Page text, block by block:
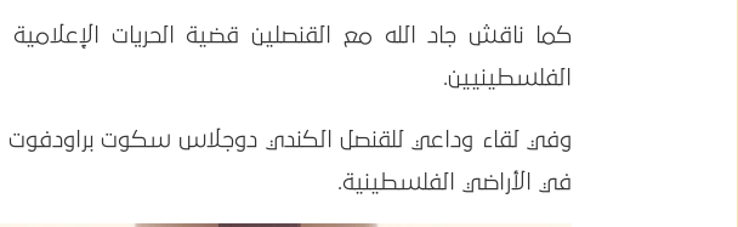
كما ناقش جاد الله مع القنصلين قضية الحريات
الفلسطينيين.
وفي لقاء وداعي للقنصل الكندي دوجلاس سكوت براودفوت
في الأراضي الفلسطينية.